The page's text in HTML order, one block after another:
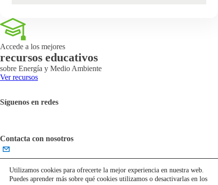
Accede a los mejores
recursos educativos
sobre Energía y Medio Ambiente
Ver recursos
Síguenos en redes
Contacta con nosotros
Aviso LegalCookiesContáctanosAccesibilidad
Utilizamos cookies para ofrecerte la mejor experiencia en nuestra web.
Puedes aprender más sobre qué cookies utilizamos o desactivarlas en los